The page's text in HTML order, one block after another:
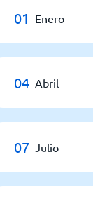
01 Enero
04 Abril
07 Julio